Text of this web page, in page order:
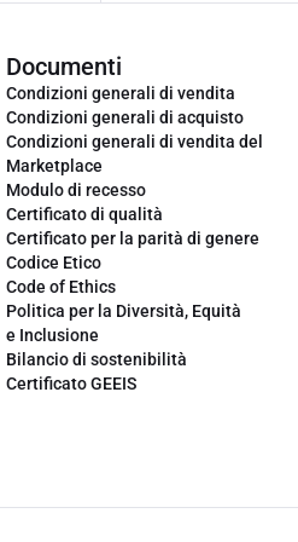
Documenti
Condizioni generali di vendita
Condizioni generali di acquisto
Condizioni generali di vendita del
Marketplace
Modulo di recesso
Certificato di qualità
Certificato per la parità di genere
Codice Etico
Code of Ethics
Politica per la Diversità, Equità
e Inclusione
Bilancio di sostenibilità
Certificato GEEIS